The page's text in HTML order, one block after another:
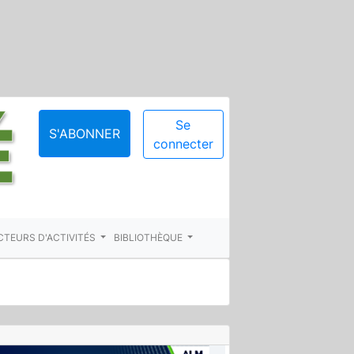
S'ABONNER
Se
connecter
D'ACTIVITÉS BIBLIOTHÈQUE